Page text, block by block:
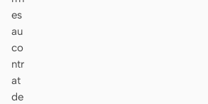
es
au
co
ntr
at
de